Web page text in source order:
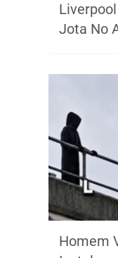
Jota No
Homem